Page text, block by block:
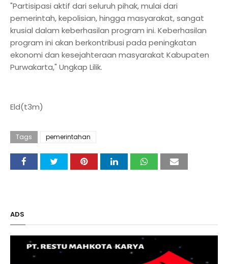
"Partisipasi aktif dari seluruh pihak, mulai dari
pemerintah, kepolisian, hingga masyarakat, sangat
krusial dalam keberhasilan program ini. Keberhasilan
program ini akan berkontribusi pada peningkatan
ekonomi dan kesejahteraan masyarakat Kabupaten
Purwakarta," Ungkap Lilik.
Eld(t3m)
Tags pemerintahan
ADS